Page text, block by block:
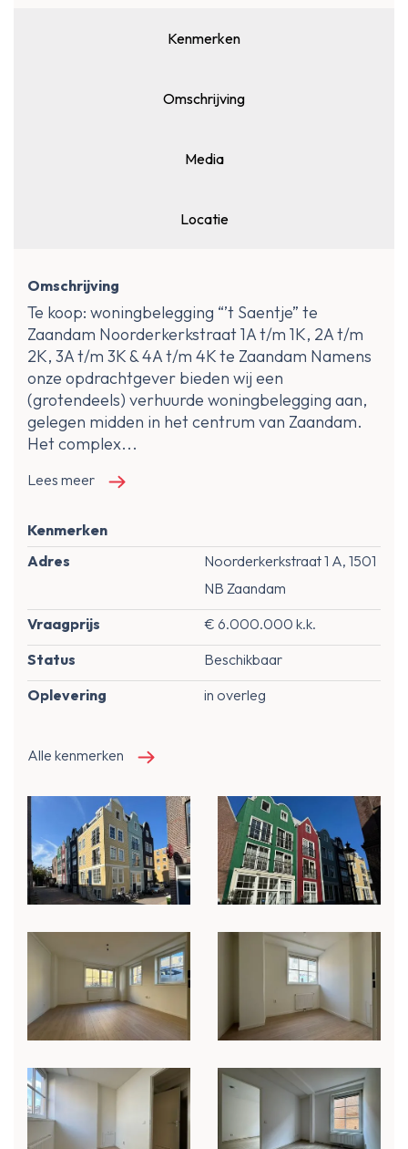
Kenmerken
Omschrijving
Media
Locatie
Omschrijving
Te koop: woningbelegging “’t Saentje” te
Zaandam Noorderkerkstraat 1A t/m 1K, 2A t/m
2K, 3A t/m 3K & 4A t/m 4K te Zaandam Namens
onze opdrachtgever bieden wij een
(grotendeels) verhuurde woningbelegging aan,
gelegen midden in het centrum van Zaandam.
Het complex...
Lees meer
Kenmerken
Adres
Noorderkerkstraat 1 A, 1501
NB Zaandam
Vraagprijs
€ 6.000.000 k.k.
Status
Beschikbaar
Oplevering
in overleg
Alle kenmerken